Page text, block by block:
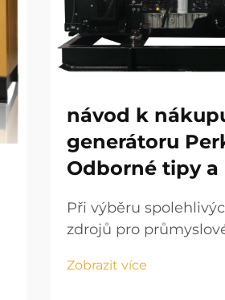
návod k
generátoru
Odborné tipy a
Při výběru
zdrojů pro
takovou úctu a
Zobrazit více